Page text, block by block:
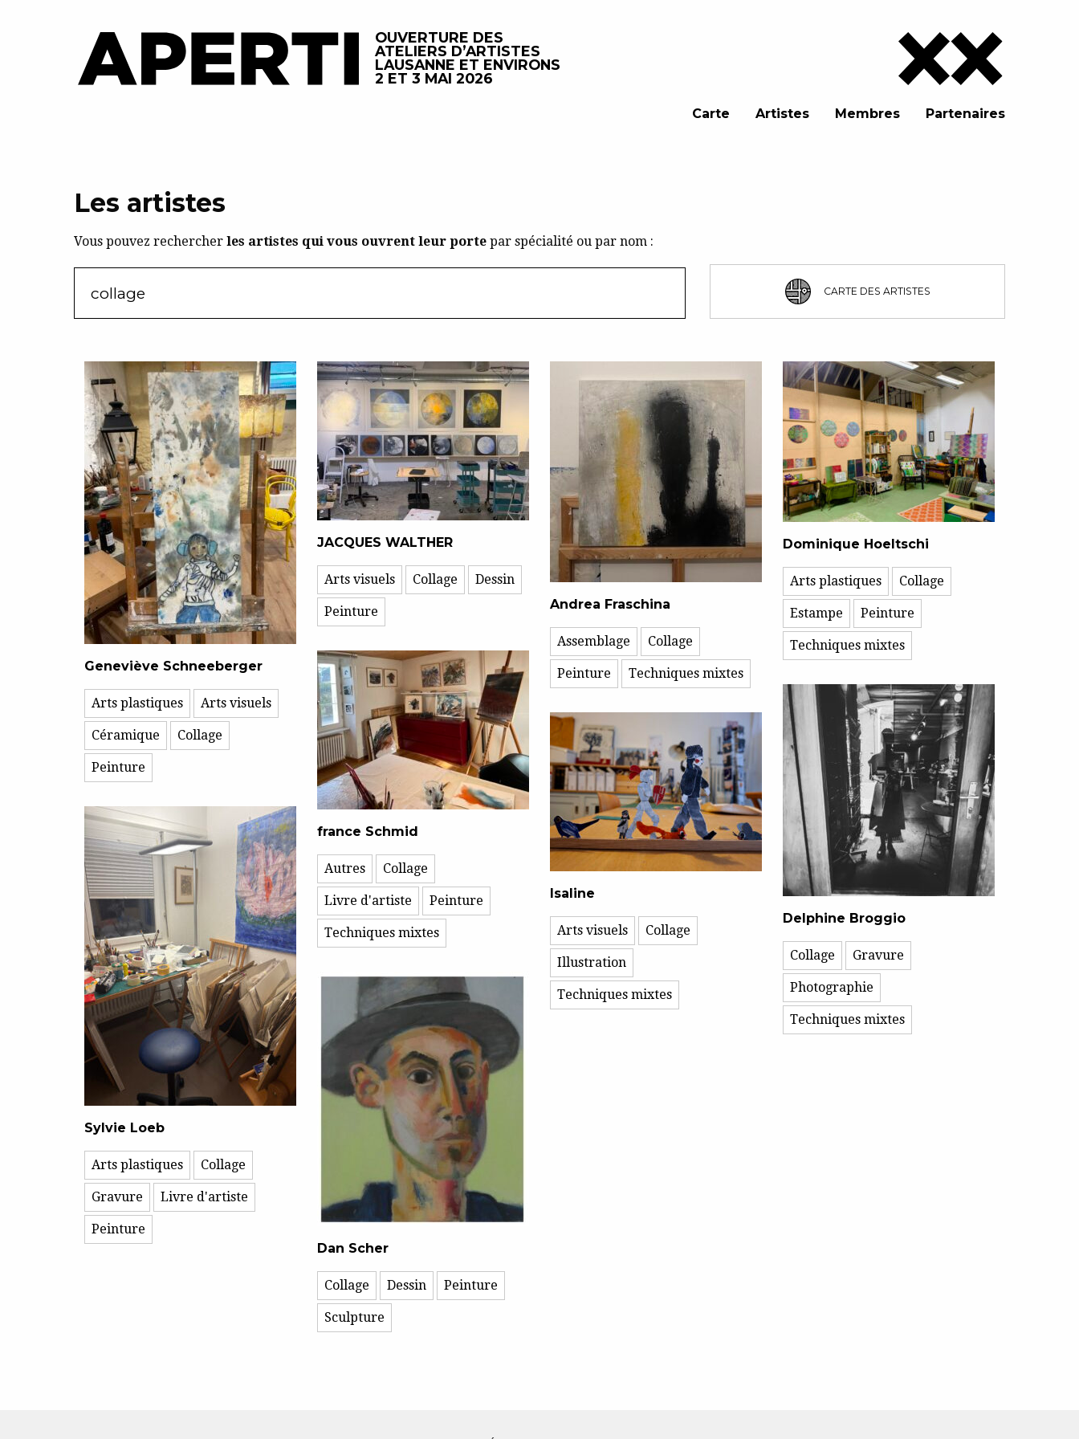
OUVERTURE DES
ATELIERS D’ARTISTES
LAUSANNE ET ENVIRONS
2 ET 3 MAI 2026
Carte Artistes Membres Partenaires
Les artistes
Vous pouvez rechercher les artistes qui vous ouvrent leur porte par spécialité ou par nom :
CARTE DES ARTISTES
Geneviève Schneeberger
Arts plastiques Arts visuels
Céramique Collage
Peinture
JACQUES WALTHER
Arts visuels Collage Dessin
Peinture Andrea Fraschina
Assemblage Collage
Peinture Techniques mixtes
Dominique Hoeltschi
Arts plastiques Collage
Estampe Peinture
Techniques mixtes
france Schmid
Autres Collage
Livre d'artiste Peinture
Techniques mixtes
Delphine Broggio
Collage Gravure
Photographie
Techniques mixtes
Isaline
Arts visuels Collage
Illustration
Techniques mixtes
Sylvie Loeb
Arts plastiques Collage
Gravure Livre d'artiste
Peinture
Dan Scher
Collage Dessin Peinture
Sculpture